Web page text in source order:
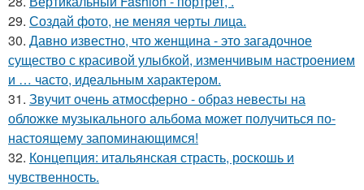
29. Создай фото, не меняя черты лица.
30. Давно известно, что женщина - это загадочное
существо с красивой улыбкой, изменчивым настроением
и … часто, идеальным характером.
31. Звучит очень атмосферно - образ невесты на
обложке музыкального альбома может получиться по-
настоящему запоминающимся!
32. Концепция: итальянская страсть, роскошь и
чувственность.